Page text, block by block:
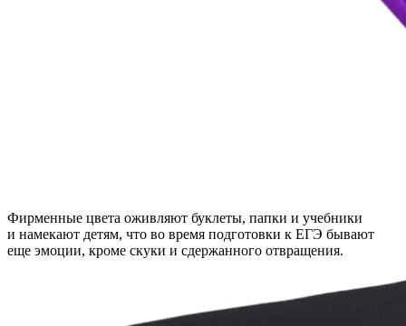
Фирменные цвета оживляют буклеты, папки и учебники
и намекают детям, что во время подготовки к ЕГЭ бывают
еще эмоции, кроме скуки и сдержанного отвращения.